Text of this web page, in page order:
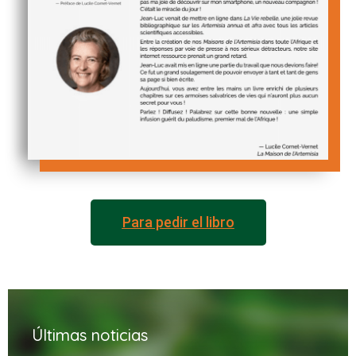
Para pedir el libro
Últimas noticias